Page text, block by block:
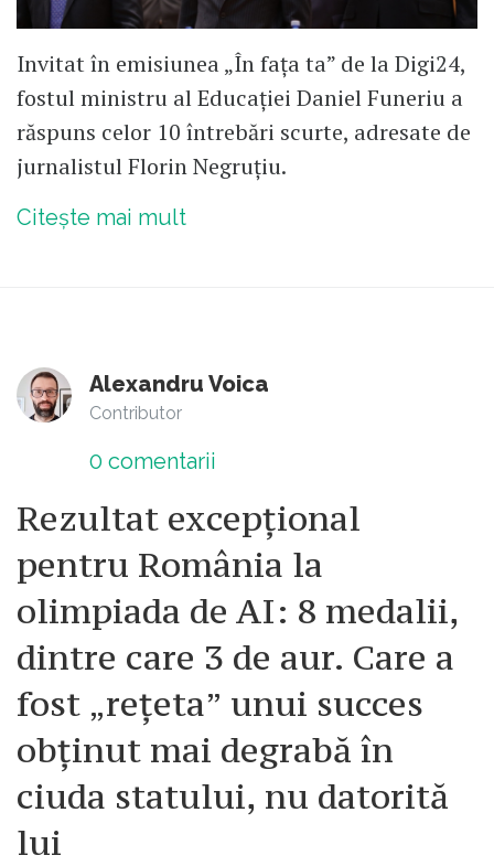
Invitat în emisiunea „În fața ta” de la Digi24,
fostul ministru al Educației Daniel Funeriu a
răspuns celor 10 întrebări scurte, adresate de
jurnalistul Florin Negruțiu.
Citește mai mult
Alexandru Voica
Contributor
0 comentarii
Rezultat excepțional
pentru România la
olimpiada de AI: 8 medalii,
dintre care 3 de aur. Care a
fost „rețeta” unui succes
obținut mai degrabă în
ciuda statului, nu datorită
lui